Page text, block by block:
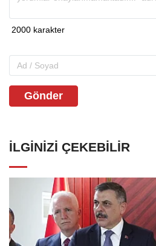
Gönder
İLGINIZI ÇEKEBILIR